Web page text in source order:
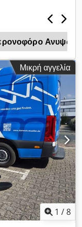
, πλάτος
περόνης: 150 mm
4 = 5.000 - 10.000
Κιβώτιο
20
ελαστικό
Κατάσταση εμπρός
Σούπερ
14 Κατάσταση
4η βαλβίδα, πίσω
θέρμανση,
πλήρης
φάρος
οπισθοπορείας,
επιλογή
Μικρή αγγελία
1 /8